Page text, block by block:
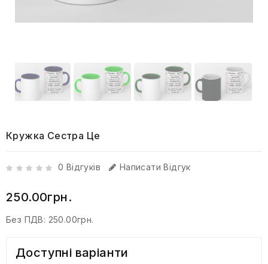
Кружка Сестра Це
0 Відгуків Написати Відгук
250.00грн.
Без ПДВ: 250.00грн.
Доступні варіанти